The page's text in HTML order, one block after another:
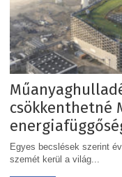
csökkenthetné
Egyes becslések szerint
szemét kerül a világ...